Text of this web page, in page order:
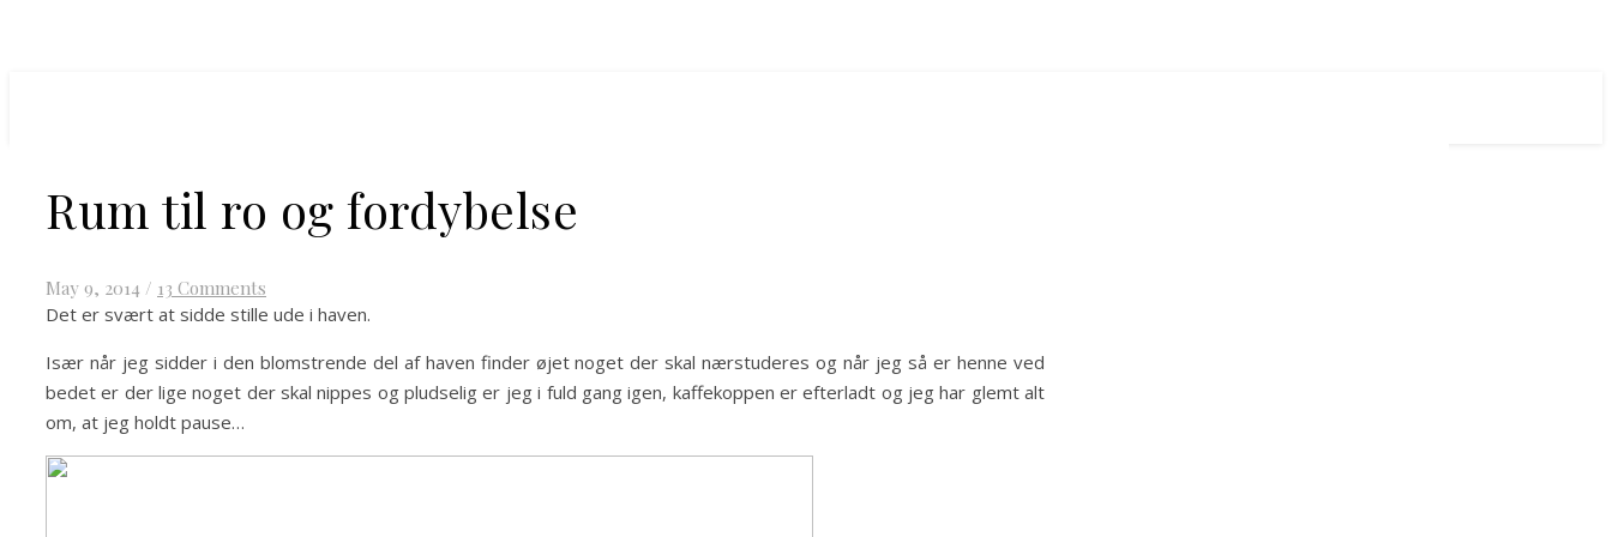
Rum til ro og fordybelse
May 9, 2014 / 13 Comments
Det er svært at sidde stille ude i haven.
Især når jeg sidder i den blomstrende del af haven finder øjet noget der skal nærstuderes og når jeg så er henne ved
bedet er der lige noget der skal nippes og pludselig er jeg i fuld gang igen, kaffekoppen er efterladt og jeg har glemt alt
om, at jeg holdt pause…